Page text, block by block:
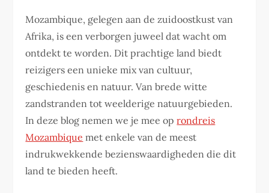
Mozambique, gelegen aan de zuidoostkust van
Afrika, is een verborgen juweel dat wacht om
ontdekt te worden. Dit prachtige land biedt
reizigers een unieke mix van cultuur,
geschiedenis en natuur. Van brede witte
zandstranden tot weelderige natuurgebieden.
In deze blog nemen we je mee oprondreis
Mozambique met enkele van de meest
indrukwekkende bezienswaardigheden die dit
land te bieden heeft.